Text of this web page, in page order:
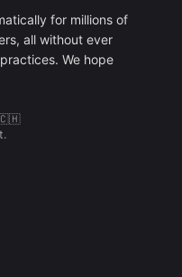
for millions of
all without ever
We hope
🇨🇭